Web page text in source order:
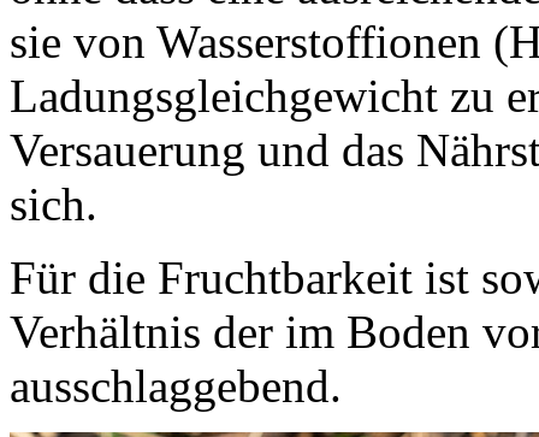
sie von Wasserstoffionen
Ladungsgleichgewicht zu
Versauerung und das
sich.
Für die Fruchtbarkeit ist
Verhältnis der im Boden
ausschlaggebend.